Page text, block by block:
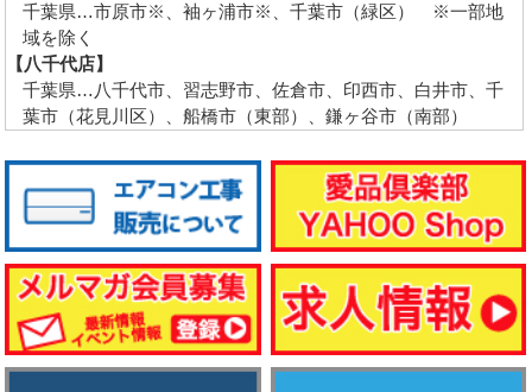
千葉県…市原市※、袖ヶ浦市※、千葉市（緑区） ※一部地
域を除く
【八千代店】
千葉県…八千代市、習志野市、佐倉市、印西市、白井市、千
葉市（花見川区）、船橋市（東部）、鎌ヶ谷市（南部）